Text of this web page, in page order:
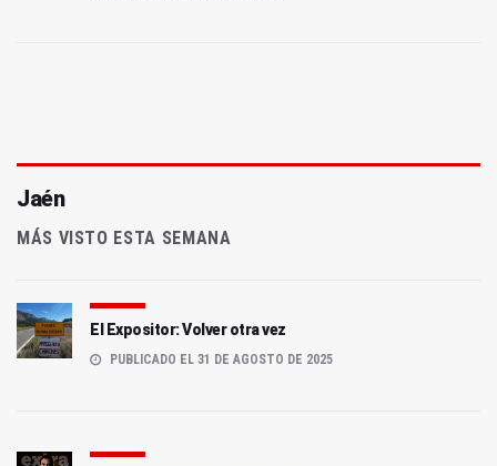
Jaén
MÁS VISTO ESTA SEMANA
El Expositor: Volver otra vez
PUBLICADO EL 31 DE AGOSTO DE 2025